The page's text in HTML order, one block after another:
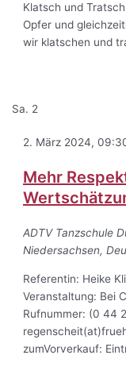
Klatsch und
Opfer und
wir klatschen und
Sa. 2
2. März 2024,
Mehr
ADTV Tanzschule
Niedersachsen,
Referentin: Heike
Veranstaltung: Bei
Rufnummer: (0 44
zumVorverkauf: